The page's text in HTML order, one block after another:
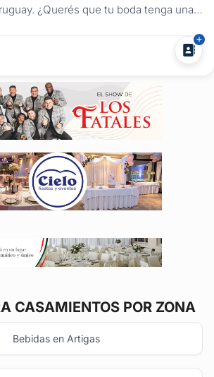
¿Querés que tu boda tenga una
una experiencia completa con cerveza
o tirada y gintonic de autor, ideal para
CASAMIENTOS POR ZONA
Bebidas en Artigas